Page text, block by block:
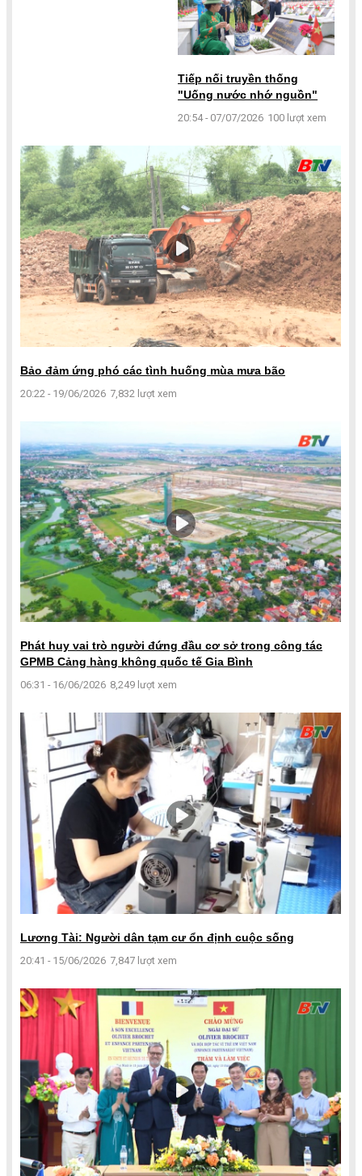
Tiếp nối truyền thống
"Uống nước nhớ nguồn"
20:54 - 07/07/2026 100 lượt xem
Bảo đảm ứng phó các tình huống mùa mưa bão
20:22 - 19/06/2026 7,832 lượt xem
Phát huy vai trò người đứng đầu cơ sở trong công tác
GPMB Cảng hàng không quốc tế Gia Bình
06:31 - 16/06/2026 8,249 lượt xem
Lương Tài: Người dân tạm cư ổn định cuộc sống
20:41 - 15/06/2026 7,847 lượt xem